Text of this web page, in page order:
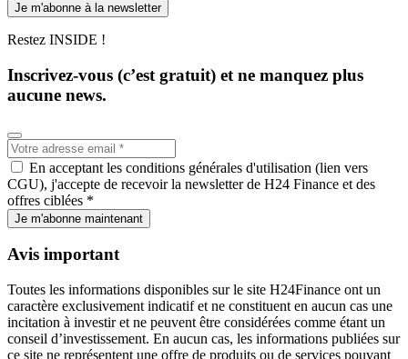
Je m'abonne à la newsletter
Restez INSIDE !
Inscrivez-vous (c’est gratuit) et ne manquez plus
aucune news.
En acceptant les conditions générales d'utilisation (lien vers
CGU), j'accepte de recevoir la newsletter de H24 Finance et des
offres ciblées *
Je m'abonne maintenant
Avis important
Toutes les informations disponibles sur le site H24Finance ont un
caractère exclusivement indicatif et ne constituent en aucun cas une
incitation à investir et ne peuvent être considérées comme étant un
conseil d’investissement. En aucun cas, les informations publiées sur
ce site ne représentent une offre de produits ou de services pouvant